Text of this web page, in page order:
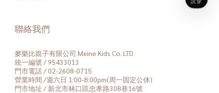
聯絡我們
麥樂比親子有限公司 Meine Kids Co. LTD
統一編號 / 95433013
門市電話 / 02-2608-0715
營業時間 /週六日 1:00-8:00pm(周一固定公休)
門市地址 / 新北市林口區忠孝路308巷16號